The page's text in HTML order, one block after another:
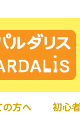
の方へ 初心